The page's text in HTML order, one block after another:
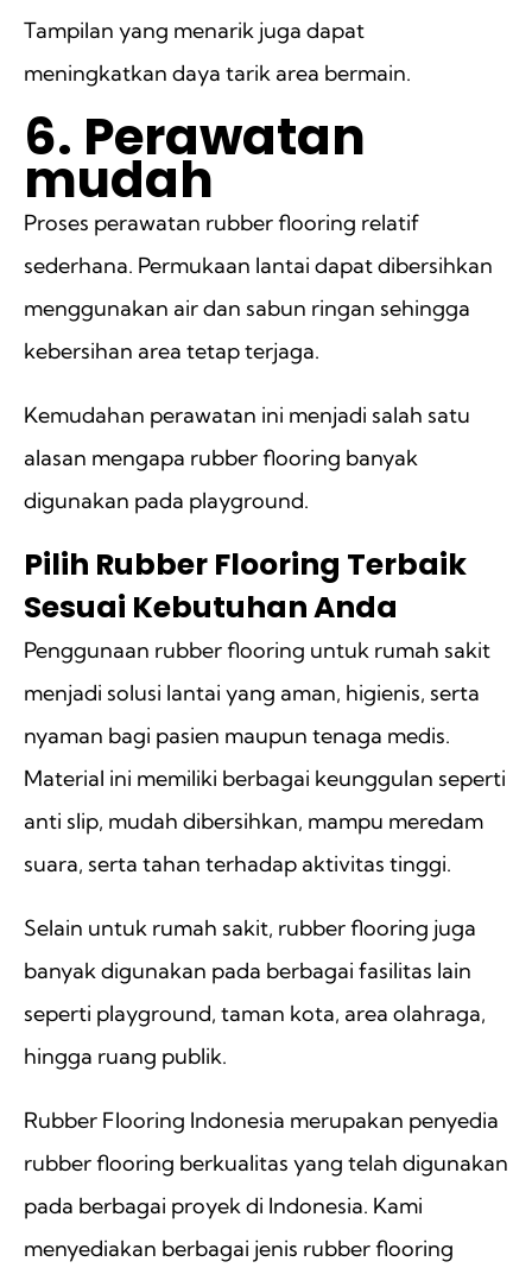
Tampilan yang menarik juga dapat
meningkatkan daya tarik area bermain.
6. Perawatan
mudah
Proses perawatan rubber flooring relatif
sederhana. Permukaan lantai dapat dibersihkan
menggunakan air dan sabun ringan sehingga
kebersihan area tetap terjaga.
Kemudahan perawatan ini menjadi salah satu
alasan mengapa rubber flooring banyak
digunakan pada playground.
Pilih Rubber Flooring Terbaik
Sesuai Kebutuhan Anda
Penggunaan rubber flooring untuk rumah sakit
menjadi solusi lantai yang aman, higienis, serta
nyaman bagi pasien maupun tenaga medis.
Material ini memiliki berbagai keunggulan seperti
anti slip, mudah dibersihkan, mampu meredam
suara, serta tahan terhadap aktivitas tinggi.
Selain untuk rumah sakit, rubber flooring juga
banyak digunakan pada berbagai fasilitas lain
seperti playground, taman kota, area olahraga,
hingga ruang publik.
Rubber Flooring Indonesia merupakan penyedia
rubber flooring berkualitas yang telah digunakan
pada berbagai proyek di Indonesia. Kami
menyediakan berbagai jenis rubber flooring